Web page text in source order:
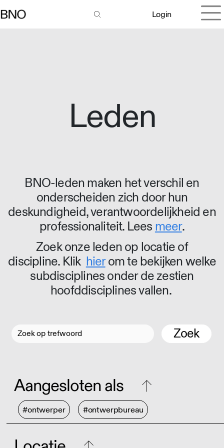
Login
Leden
BNO-leden maken het verschil en
onderscheiden zich door hun
deskundigheid, verantwoordelijkheid en
professionaliteit. Lees meer.
Zoek onze leden op locatie of
discipline. Klik hierom te bekijken welke
subdisciplines onder de zestien
hoofddisciplines vallen.
Zoek
Aangesloten als
#ontwerper #ontwerpbureau